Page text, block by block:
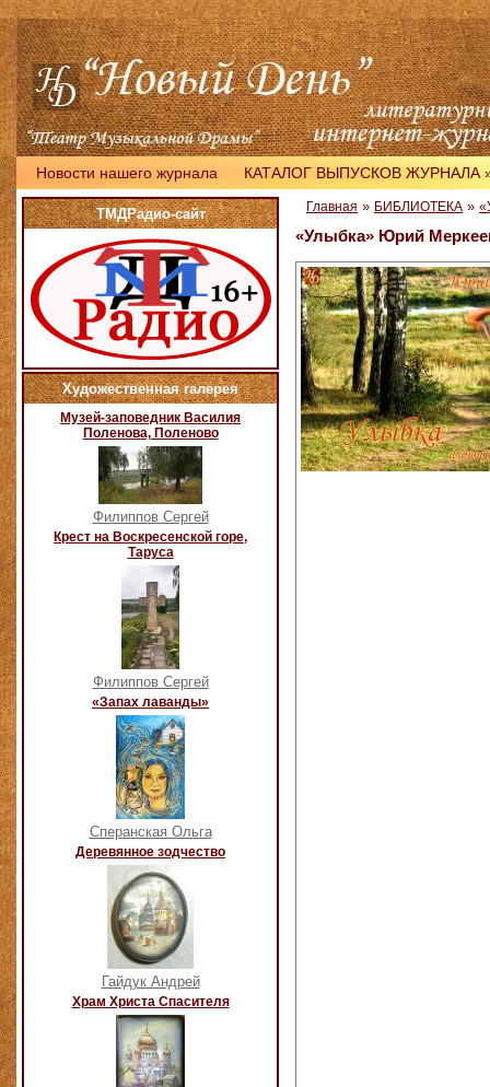
Новости нашего журнала КАТАЛОГ ВЫПУСКОВ ЖУРНАЛА
ТМДРадио-сайт
Художественная галерея
Музей-заповедник Василия
Поленова, Поленово
Филиппов Сергей
Крест на Воскресенской горе,
Таруса
Филиппов Сергей
«Запах лаванды»
Сперанская Ольга
Деревянное зодчество
Гайдук Андрей
Храм Христа Спасителя
Главная » БИБЛИОТЕКА »
«Улыбка» Юрий